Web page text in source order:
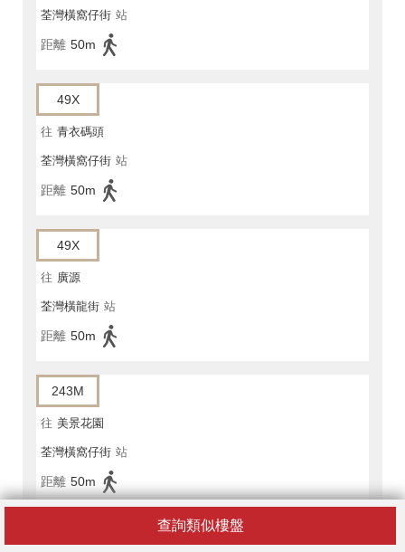
查詢類似樓盤
荃灣橫窩仔街 站
距離 50m
49X
往 青衣碼頭
荃灣橫窩仔街 站
距離 50m
49X
往 廣源
荃灣橫龍街 站
距離 50m
243M
往 美景花園
荃灣橫窩仔街 站
距離 50m